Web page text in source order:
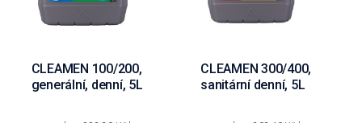
CLEAMEN 100/200,
generální, denní, 5L
CLEAMEN 300/400,
sanitární denní, 5L